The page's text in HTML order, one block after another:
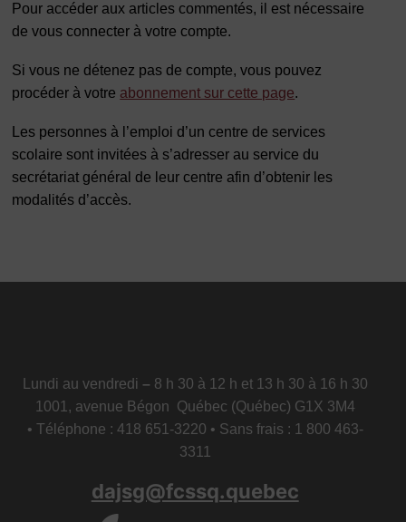
Pour accéder aux articles commentés, il est nécessaire
de vous connecter à votre compte.
Si vous ne détenez pas de compte, vous pouvez
procéder à votre abonnement sur cette page.
Les personnes à l’emploi d’un centre de services
scolaire sont invitées à s’adresser au service du
secrétariat général de leur centre afin d’obtenir les
modalités d’accès.
Lundi au vendredi – 8 h 30 à 12 h et 13 h 30 à 16 h 30
1001, avenue Bégon Québec (Québec) G1X 3M4
• Téléphone : 418 651-3220 • Sans frais : 1 800 463-
3311
dajsg@fcssq.quebec